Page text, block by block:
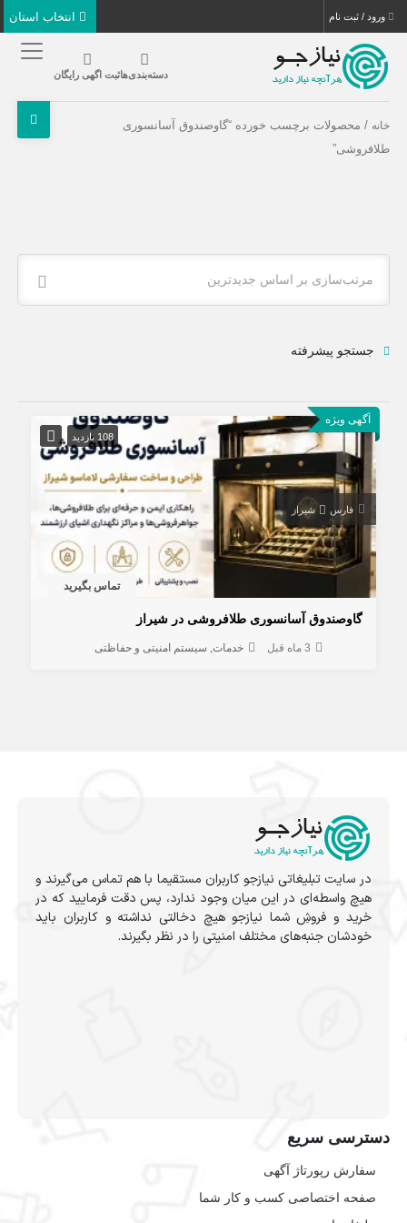
ورود / ثبت نام
دسته‌بندی‌هاثبت اگهی رایگان
خانه / محصولات برچسب خورده “گاوصندوق آسانسوری
طلافروشی”
مرتب‌سازی بر اساس جدیدترین
جستجو پیشرفته
آگهی ویژه
108 بازدید
فارس شیراز
تماس بگیرید
گاوصندوق آسانسوری طلافروشی در شیراز
3 ماه قبل خدمات سیستم امنیتی و حفاظتی
در سایت تبلیغاتی نیازجو کاربران مستقیما با هم تماس می‌گیرند و
هیچ واسطه‌ای در این میان وجود ندارد، پس دقت فرمایید که در
خرید و فروشِ شما نیازجو هیچ دخالتی نداشته و کاربران باید
خودشان جنبه‌های مختلف امنیتی را در نظر بگیرند.
دسترسی سریع
سفارش رپورتاژ آگهی
صفحه اختصاصی کسب و کار شما